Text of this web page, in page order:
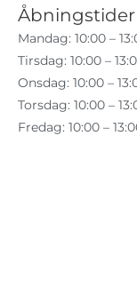
Åbningstider
Mandag: 10:00 –
Tirsdag: 10:00 –
Onsdag: 10:00 –
Torsdag: 10:00 –
Fredag: 10:00 –